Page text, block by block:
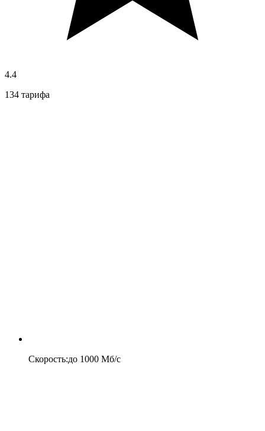
4.4
134 тарифа
Скорость:до 1000 Мб/c